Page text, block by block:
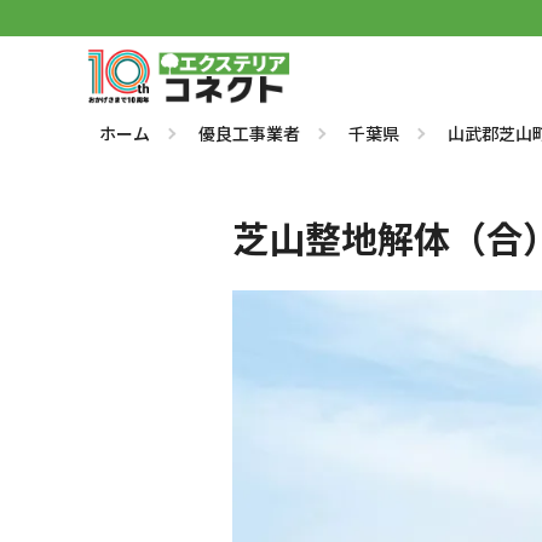
ホーム 優良工事業者 千葉県 山武郡芝山
芝山整地解体（合